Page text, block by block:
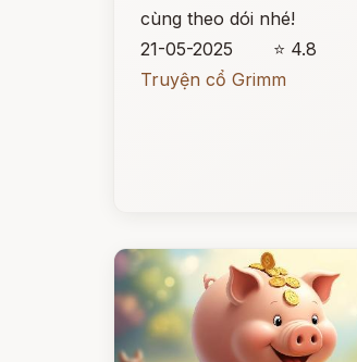
cùng theo dói nhé!
21-05-2025
⭐ 4.8
Truyện cổ Grimm